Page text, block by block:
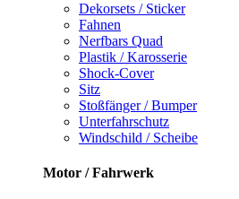
Dekorsets / Sticker
Fahnen
Nerfbars Quad
Plastik / Karosserie
Shock-Cover
Sitz
Stoßfänger / Bumper
Unterfahrschutz
Windschild / Scheibe
Motor / Fahrwerk